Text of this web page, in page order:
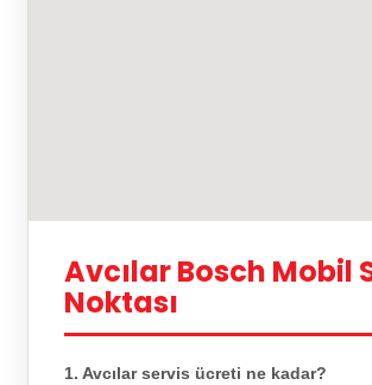
Avcılar Bosch Mobil
Noktası
1. Avcılar servis ücreti ne kadar?